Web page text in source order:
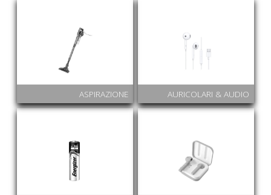
ASPIRAZIONE AURICOLARI & AUDIO